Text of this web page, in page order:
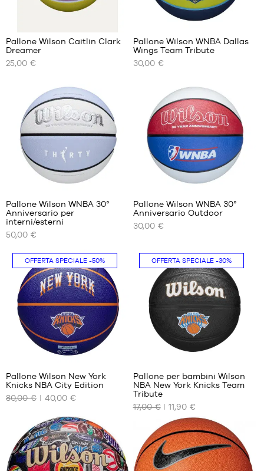
I
NOSTRI
DISPONIBILI
dimensione
dimensione
6
Pallone Wilson Caitlin Clark
Dreamer
25,00 €
I
NOSTRI
DISPONIBILI
dimensione
Pallone Wilson WNBA Dallas
Wings Team Tribute
30,00 €
I
NOSTRI
FORMATI
dimensione
6
Pallone Wilson WNBA 30°
Anniversario per
interni/esterni
50,00 €
I
NOSTRI
dimensione
Pallone Wilson WNBA 30°
Anniversario Outdoor
30,00 €
OFFERTA SPECIALE-50%
I
NOSTRI
DISPONIBILI
dimensione
7
1
Pallone Wilson New York
Knicks NBA City Edition
80,00 €
40,00 €
OFFERTA SPECIALE -30%
I
FORMATI
DISPONIBILI
dimensione
3
Pallone per bambini Wilson
NBA New York Knicks Team
Tribute
17,00 €
11,90 €